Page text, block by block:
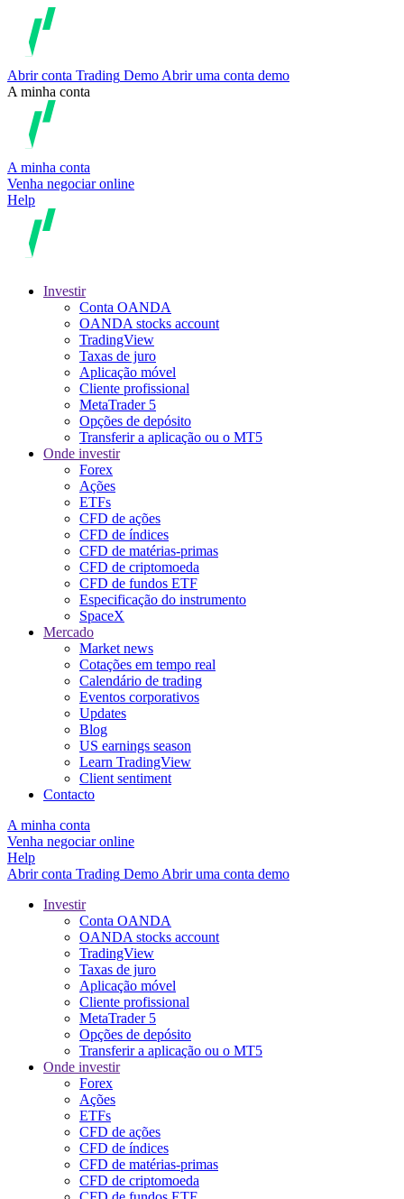
Abrir conta Trading Demo Abrir uma conta demo
A minha conta
A minha conta
Venha negociar online
Help
Investir
Conta OANDA
OANDA stocks account
TradingView
Taxas de juro
Aplicação móvel
Cliente profissional
MetaTrader 5
Opções de depósito
Transferir a aplicação ou o MT5
Onde investir
Forex
Ações
ETFs
CFD de ações
CFD de índices
CFD de matérias-primas
CFD de criptomoeda
CFD de fundos ETF
Especificação do instrumento
SpaceX
Mercado
Market news
Cotações em tempo real
Calendário de trading
Eventos corporativos
Updates
Blog
US earnings season
Learn TradingView
Client sentiment
Contacto
A minha conta
Venha negociar online
Help
Abrir conta Trading Demo Abrir uma conta demo
Investir
Conta OANDA
OANDA stocks account
TradingView
Taxas de juro
Aplicação móvel
Cliente profissional
MetaTrader 5
Opções de depósito
Transferir a aplicação ou o MT5
Onde investir
Forex
Ações
ETFs
CFD de ações
CFD de índices
CFD de matérias-primas
CFD de criptomoeda